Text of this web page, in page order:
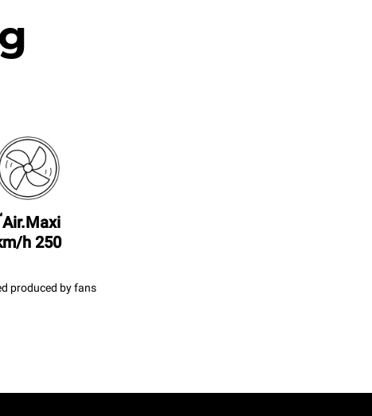
Air.Maxi
250 km/h
produced by fans.